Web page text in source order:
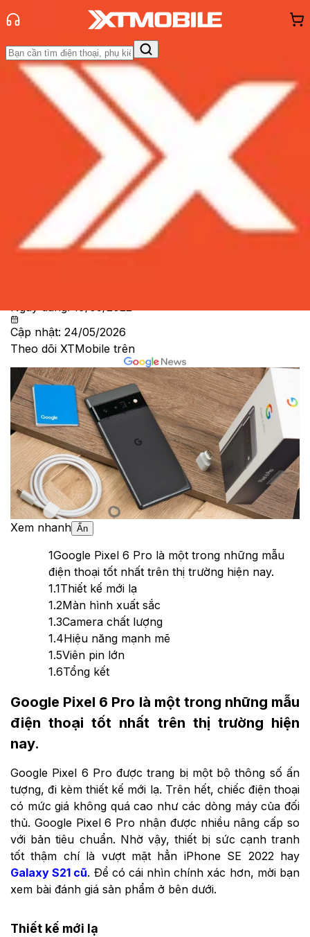
Trang chủ
Tin tức
Đánh Giá - Trên Tay
Đánh Giá - Trên TaySo Sánh Tư vấnKhuyến
Hỏi đáp App - Game Thông báo
hàng - Sự kiện
Đánh giá Google Pixel 6 Pro: Thiết
kế mới lạ, camera ấn tượng, hiệu
năng mạnh mẽ
Ngày đăng:19/05/2022
Cập nhật: 24/05/2026
Theo dõi XTMobile trên
Xem nhanh Ẩn
1Google Pixel 6 Pro là một trong những mẫu
điện thoại tốt nhất trên thị trường hiện nay.
1.1Thiết kế mới lạ
1.2Màn hình xuất sắc
1.3Camera chất lượng
1.4Hiệu năng mạnh mẽ
1.5Viên pin lớn
1.6Tổng kết
Google Pixel 6 Pro là một trong những mẫu
điện thoại tốt nhất trên thị trường hiện
nay.
Google Pixel 6 Pro được trang bị một bộ thông số ấn
tượng, đi kèm thiết kế mới lạ. Trên hết, chiếc điện thoại
có mức giá không quá cao như các dòng máy của đối
thủ. Google Pixel 6 Pro nhận được nhiều nâng cấp so
với bản tiêu chuẩn. Nhờ vậy, thiết bị sức cạnh tranh
tốt thậm chí là vượt mặt hẳn iPhone SE 2022 hay
Galaxy S21 cũ. Để có cái nhìn chính xác hơn, mời bạn
xem bài đánh giá sản phẩm ở bên dưới.
Thiết kế mới lạ